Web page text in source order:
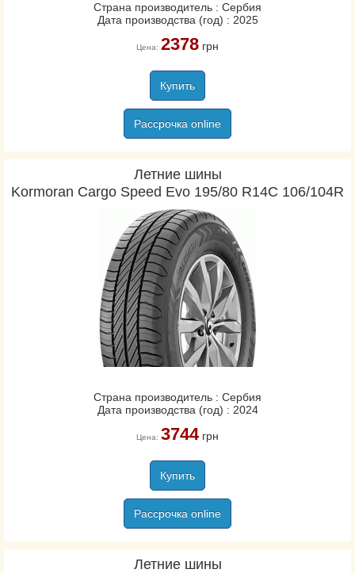
Страна производитель : Сербия
Дата производства (год) : 2025
Цена: 2378грн
Купить
Рассрочка online
Летние шины
Kormoran Cargo Speed Evo 195/80 R14C 106/104R
Страна производитель : Сербия
Дата производства (год) : 2024
Цена: 3744грн
Купить
Рассрочка online
Летние шины